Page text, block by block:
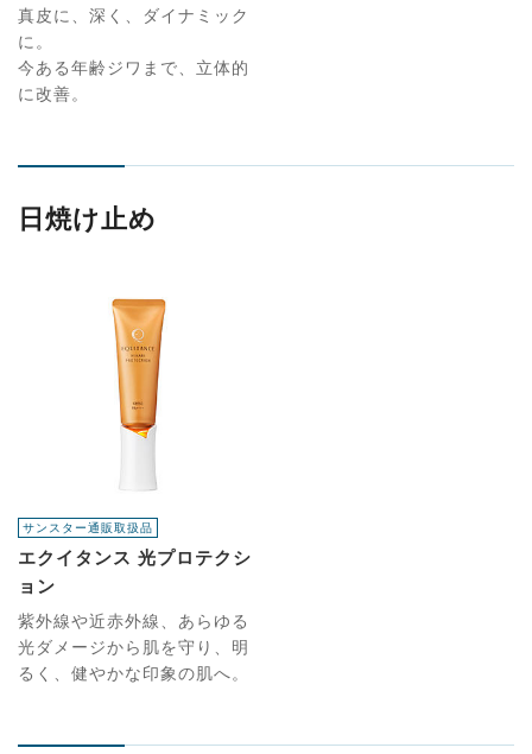
真皮に、深く、ダイナミック
に。
今ある年齢ジワまで、立体的
に改善。
日焼け止め
サンスター通販取扱品
エクイタンス 光プロテクシ
ョン
紫外線や近赤外線、あらゆる
光ダメージから肌を守り、明
るく、健やかな印象の肌へ。